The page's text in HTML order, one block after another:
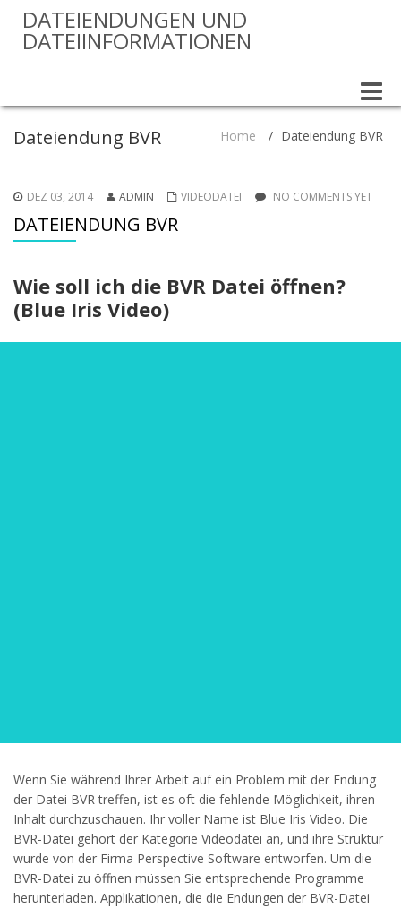
DATEIENDUNGEN UND
DATEIINFORMATIONEN
Toggle
Dateiendung BVR Home / Dateiendung BVR
DEZ 03, 2014 ADMIN VIDEODATEI NO COMMENTS YET
DATEIENDUNG BVR
Wie soll ich die BVR Datei öffnen?
(Blue Iris Video)
Wenn Sie während Ihrer Arbeit auf ein Problem mit der Endung
der Datei BVR treffen, ist es oft die fehlende Möglichkeit, ihren
Inhalt durchzuschauen. Ihr voller Name ist Blue Iris Video. Die
BVR-Datei gehört der Kategorie Videodatei an, und ihre Struktur
wurde von der Firma Perspective Software entworfen. Um die
BVR-Datei zu öffnen müssen Sie entsprechende Programme
herunterladen. Applikationen, die die Endungen der BVR-Datei